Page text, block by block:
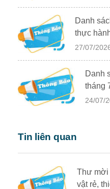
Danh
thực
27/07/
Danh
tháng
24/07/
Tin liên quan
Thư mời
vật rẻ,